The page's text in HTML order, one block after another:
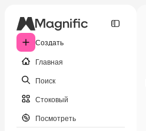
Создать
Главная
Поиск
Стоковый
Посмотреть